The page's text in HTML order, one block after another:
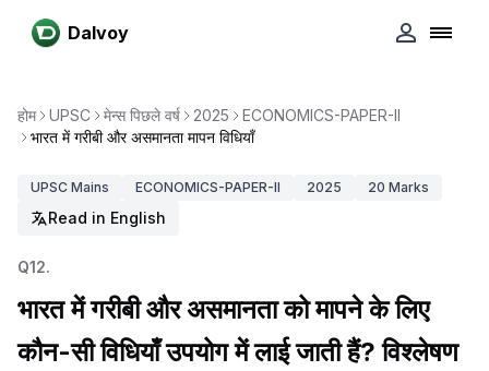
Dalvoy
होम UPSC मेन्स पिछले वर्ष 2025
ECONOMICS-PAPER-II
भारत में गरीबी और असमानता मापन विधियाँ
UPSC Mains ECONOMICS-PAPER-II 2025 20 Marks
Read in English
Q12.
भारत में गरीबी और असमानता को मापने के लिए
कौन-सी विधियाँ उपयोग में लाई जाती हैं? विश्लेषण